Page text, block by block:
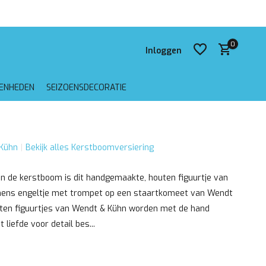
Inloggen
0
SEIZOENSDECORATIE
Bekijk alles Kerstboomversiering
de kerstboom is dit handgemaakte, houten figuurtje van
engeltje met trompet op een staartkomeet van Wendt
figuurtjes van Wendt & Kühn worden met de hand
liefde voor detail bes...